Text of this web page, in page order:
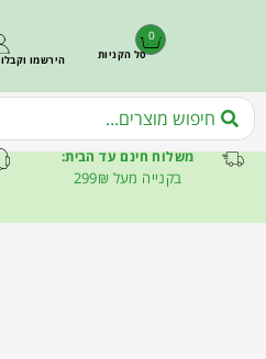
0
סל הקניות הירשמו וקבלו 20 ש״ח מתנה
משלוח חינם עד הבית:
בקנייה מעל 299₪